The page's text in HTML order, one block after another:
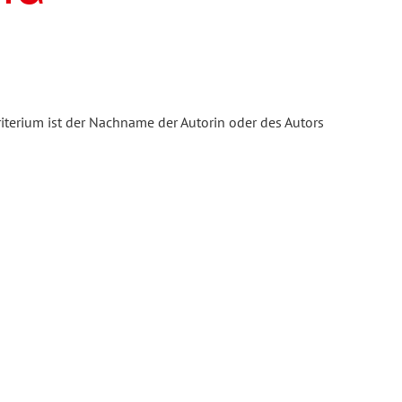
ist der Nachname der Autorin oder des Autors